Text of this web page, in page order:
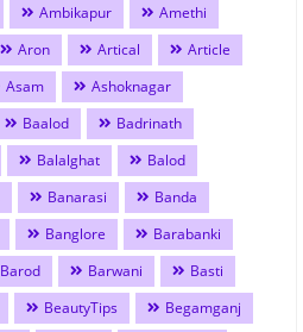
Ambikapur
Amethi
Aron Artical
Article
Asam
Ashoknagar
Baalod
Badrinath
Balalghat
Balod
Banarasi
Banda
Banglore
Barabanki
Barod Barwani
Basti
BeautyTips
Begamganj